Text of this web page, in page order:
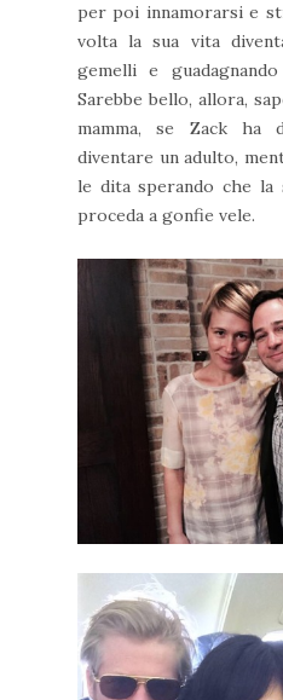
per poi innamorarsi e
volta la sua vita
gemelli e
Sarebbe bello, allora,
mamma, se Zack ha
diventare un adulto,
le dita sperando che la
proceda a gonfie vele.